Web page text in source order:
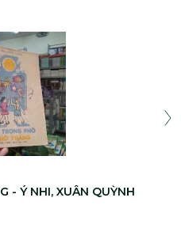
- Ý NHI, XUÂN QUỲNH